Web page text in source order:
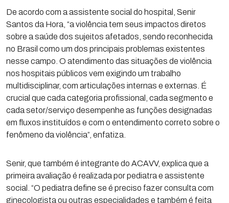
De acordo com a assistente social do hospital, Senir
Santos da Hora, “a violência tem seus impactos diretos
sobre a saúde dos sujeitos afetados, sendo reconhecida
no Brasil como um dos principais problemas existentes
nesse campo. O atendimento das situações de violência
nos hospitais públicos vem exigindo um trabalho
multidisciplinar, com articulações internas e externas. É
crucial que cada categoria profissional, cada segmento e
cada setor/serviço desempenhe as funções designadas
em fluxos instituídos e com o entendimento correto sobre o
fenômeno da violência”, enfatiza.
Senir, que também é integrante do ACAVV, explica que a
primeira avaliação é realizada por pediatra e assistente
social. “O pediatra define se é preciso fazer consulta com
ginecologista ou outras especialidades e também é feita